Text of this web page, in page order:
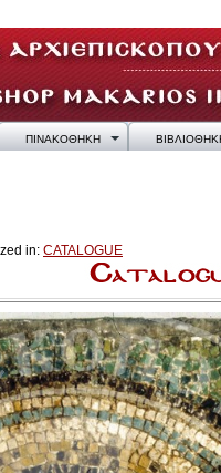
ΠΙΝΑΚΟΘΗΚΗ
in: CATALOGUE